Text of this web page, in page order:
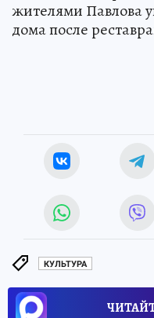
жителями Павлова
дома после
КУЛЬТУРА